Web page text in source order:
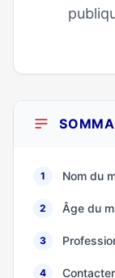
1 Nom du
2 Âge du
3
4